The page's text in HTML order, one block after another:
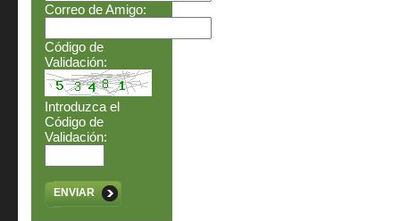
Correo de Amigo:
Código de
Validación:
Introduzca el
Código de
Validación:
ENVIAR